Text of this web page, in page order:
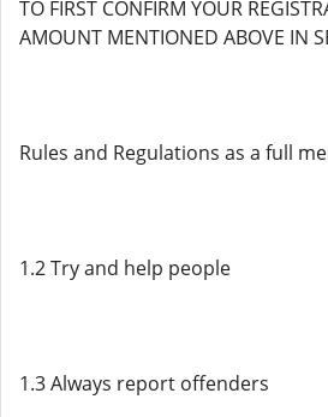
TO FIRST CONFIRM YOUR
AMOUNT MENTIONED ABOVE IN
Rules and Regulations as a full
1.2 Try and help people
1.3 Always report offenders